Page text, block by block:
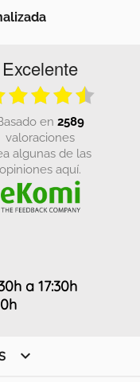
Excelente
basado en 2589
valoraciones
opiniones aquí.
a 17:30h
